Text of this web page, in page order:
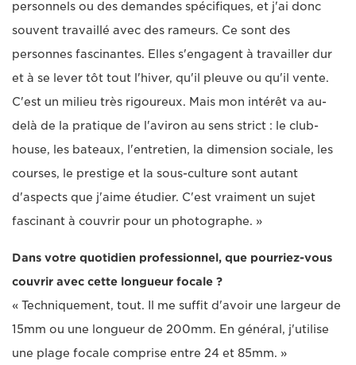
personnels ou des demandes spécifiques, et j'ai donc
souvent travaillé avec des rameurs. Ce sont des
personnes fascinantes. Elles s'engagent à travailler dur
et à se lever tôt tout l'hiver, qu'il pleuve ou qu'il vente.
C'est un milieu très rigoureux. Mais mon intérêt va au-
delà de la pratique de l'aviron au sens strict : le club-
house, les bateaux, l'entretien, la dimension sociale, les
courses, le prestige et la sous-culture sont autant
d'aspects que j'aime étudier. C'est vraiment un sujet
fascinant à couvrir pour un photographe. »
Dans votre quotidien professionnel, que pourriez-vous
couvrir avec cette longueur focale ?
« Techniquement, tout. Il me suffit d'avoir une largeur de
15mm ou une longueur de 200mm. En général, j'utilise
une plage focale comprise entre 24 et 85mm. »